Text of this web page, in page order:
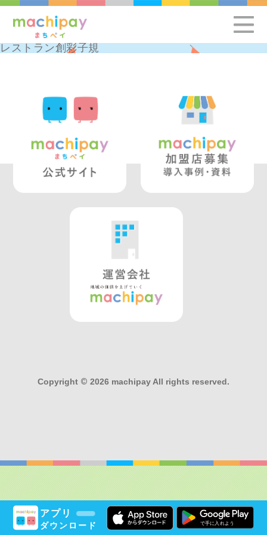
アプリ
ダウンロード
レストラン創彩子規
Copyright © 2026 machipay All rights reserved.